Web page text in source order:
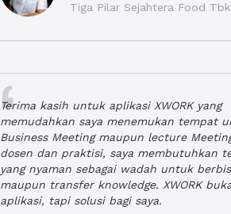
Tiga Pilar Sejahtera Food Tbk
Terima kasih untuk aplikasi XWORK yang
memudahkan saya menemukan tempat
Business Meeting maupun lecture
dosen dan praktisi, saya membutuhkan
yang nyaman sebagai wadah untuk
maupun transfer knowledge. XWORK
aplikasi, tapi solusi bagi saya.